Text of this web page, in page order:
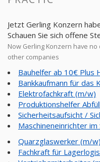
Jetzt Gerling Konzern
Schauen Sie sich offene
Now Gerling Konzern have
other companies
Bauhelfer ab 10€ Plus
Bankkaufmann für das
Elektrofachkraft (m/w)
Produktionshelfer
Sicherheitsaufsicht /
Maschineneinrichter
Quarzglaswerker (m/w)
Fachkraft für